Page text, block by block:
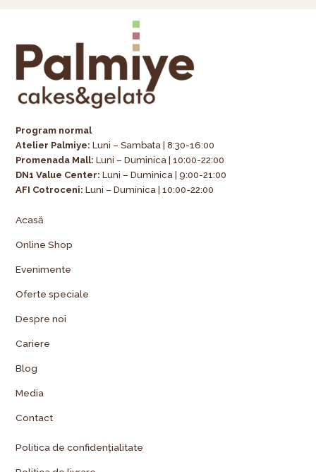
Program normal
Atelier Palmiye: Luni – Sambata | 8:30-16:00
Promenada Mall: Luni – Duminica | 10:00-22:00
DN1 Value Center: Luni – Duminica | 9:00-21:00
AFI Cotroceni: Luni – Duminica | 10:00-22:00
Acasă
Online Shop
Evenimente
Oferte speciale
Despre noi
Cariere
Blog
Media
Contact
Politica de confidențialitate